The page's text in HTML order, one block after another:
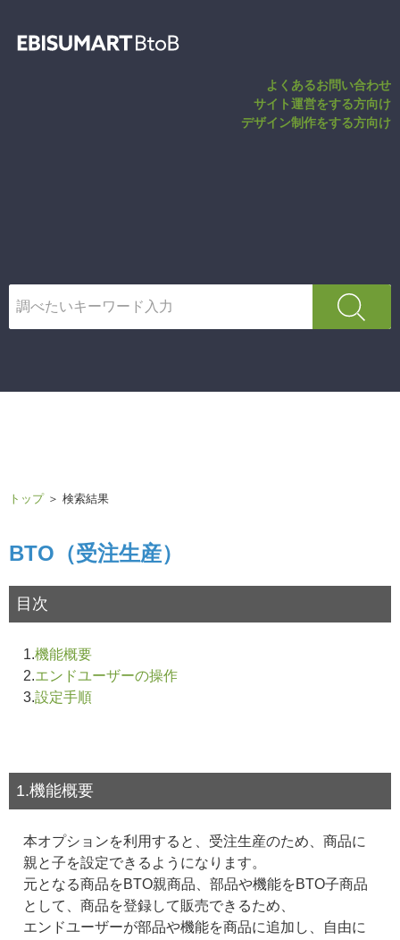
よくあるお問い合わせ
サイト運営をする方向け
デザイン制作をする方向け
トップ ＞ 検索結果
BTO（受注生産）
目次
1.機能概要
2.エンドユーザーの操作
3.設定手順
1.機能概要
本オプションを利用すると、受注生産のため、商品に
親と子を設定できるようになります。
元となる商品をBTO親商品、部品や機能をBTO子商品
として、商品を登録して販売できるため、
エンドユーザーが部品や機能を商品に追加し、自由に